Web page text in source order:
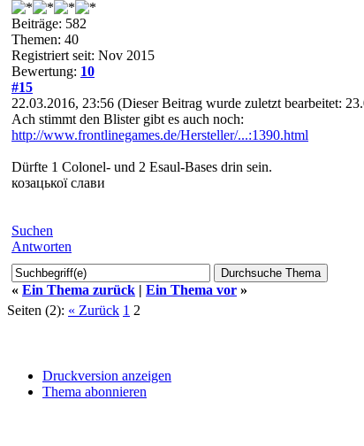
Beiträge: 582
Themen: 40
Registriert seit: Nov 2015
Bewertung: 10
#15
22.03.2016, 23:56 (Dieser Beitrag wurde zuletzt bearbeitet:
Ach stimmt den Blister gibt es auch noch:
http://www.frontlinegames.de/Hersteller/...:1390.html
Dürfte 1 Colonel- und 2 Esaul-Bases drin sein.
козацької слави
Suchen
Antworten
« Ein Thema zurück | Ein Thema vor »
Seiten (2): « Zurück 1 2
Druckversion anzeigen
Thema abonnieren